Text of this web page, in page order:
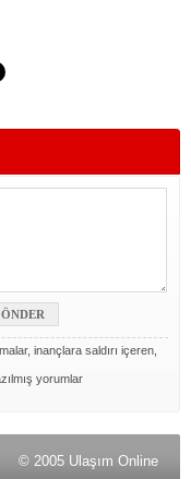
inançlara saldırı içeren,
yorumlar
© 2005 Ulaşım Online